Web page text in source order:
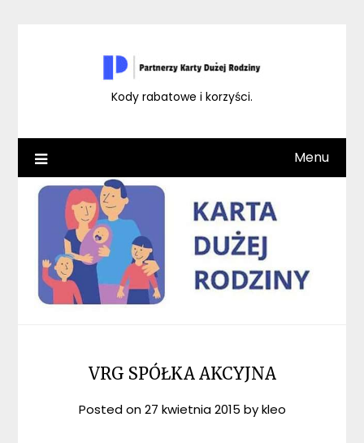
Kody rabatowe i korzyści.
Menu
VRG SPÓŁKA AKCYJNA
Posted on27 kwietnia 2015 bykleo